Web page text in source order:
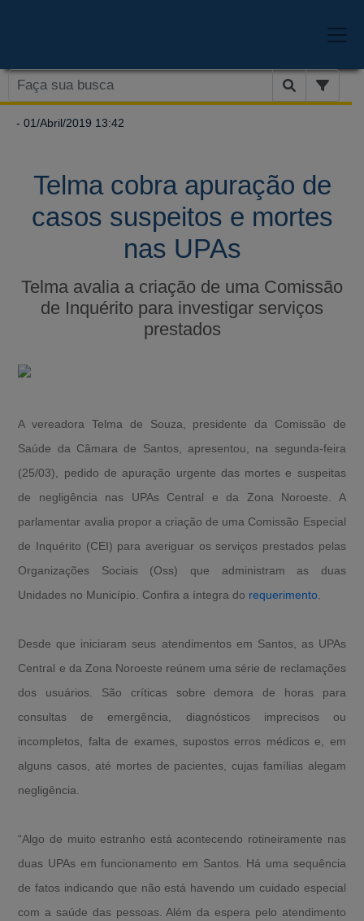
- 01/Abril/2019 13:42
Telma cobra apuração de
casos suspeitos e mortes
nas UPAs
Telma avalia a criação de uma Comissão
de Inquérito para investigar serviços
prestados
A vereadora Telma de Souza, presidente da Comissão de
Saúde da Câmara de Santos, apresentou, na segunda-feira
(25/03), pedido de apuração urgente das mortes e suspeitas
de negligência nas UPAs Central e da Zona Noroeste. A
parlamentar avalia propor a criação de uma Comissão Especial
de Inquérito (CEI) para averiguar os serviços prestados pelas
Organizações Sociais (Oss) que administram as duas
Unidades no Município. Confira a íntegra do requerimento
Desde que iniciaram seus atendimentos em Santos, as UPAs
Central e da Zona Noroeste reúnem uma série de reclamações
dos usuários. São críticas sobre demora de horas para
consultas de emergência, diagnósticos imprecisos ou
incompletos, falta de exames, supostos erros médicos e, em
alguns casos, até mortes de pacientes, cujas famílias alegam
negligência.
“Algo de muito estranho está acontecendo rotineiramente nas
duas UPAs em funcionamento em Santos. Há uma sequência
de fatos indicando que não está havendo um cuidado especial
com a saúde das pessoas. Além da espera pelo atendimento